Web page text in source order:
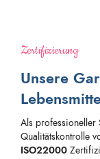
Zertifizierung
Unsere
Als professioneller
Qualitätskontrolle
ISO22000